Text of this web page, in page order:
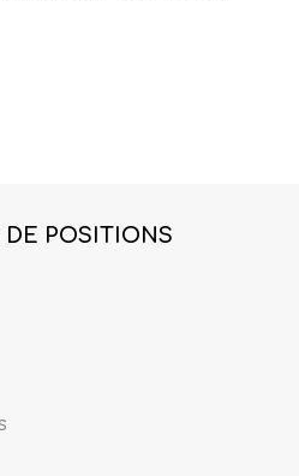
DE POSITIONS